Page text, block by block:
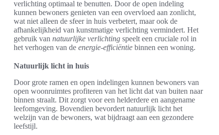
verlichting optimaal te benutten. Door de open indeling
kunnen bewoners genieten van een overvloed aan zonlicht,
wat niet alleen de sfeer in huis verbetert, maar ook de
afhankelijkheid van kunstmatige verlichting vermindert. Het
gebruik van natuurlijke verlichting speelt een cruciale rol in
het verhogen van de energie-efficiëntie binnen een woning.
Natuurlijk licht in huis
Door grote ramen en open indelingen kunnen bewoners van
open woonruimtes profiteren van het licht dat van buiten naar
binnen straalt. Dit zorgt voor een helderdere en aangename
leefomgeving. Bovendien bevordert natuurlijk licht het
welzijn van de bewoners, wat bijdraagt aan een gezondere
leefstijl.